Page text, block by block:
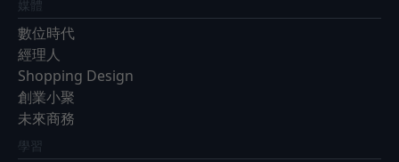
媒體
數位時代
經理人
Shopping Design
創業小聚
未來商務
學習